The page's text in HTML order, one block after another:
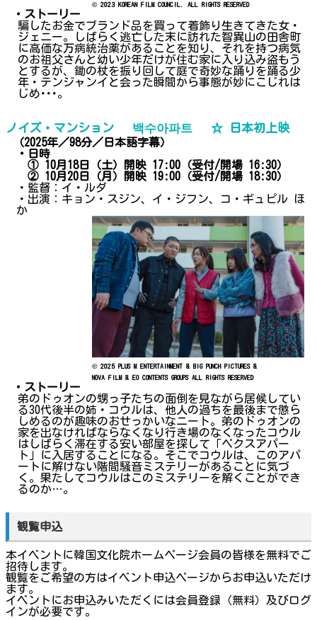
© 2023 KOREAN FILM COUNCIL. ALL RIGHTS RESERVED
・ストーリー
騙したお金でブランド品を買って着飾り生きてきた女・
ジェニー。しばらく逃亡した末に訪れた智異山の田舎町
に高価な万病統治薬があることを知り、それを持つ病気
のお祖父さんと幼い少年だけが住む家に入り込み盗もう
とするが、鋤の杖を振り回して庭で奇妙な踊りを踊る少
年・テンジャンイと会った瞬間から事態が妙にこじれは
じめ･･･。
ノイズ・マンション 백수아파트 ☆ 日本初上映
（2025年／98分／日本語字幕）
・日時
① 10月18日（土）開映 17:00（受付/開場 16:30）
② 10月20日（月）開映 19:00（受付/開場 18:30）
・監督：イ・ルダ
・出演：キョン・スジン、イ・ジフン、コ・ギュピル ほ
か
© 2025 PLUS M ENTERTAINMENT & BIG PUNCH PICTURES &
NOVA FILM & EO CONTENTS GROUPS ALL RIGHTS RESERVED
・ストーリー
弟のドゥオンの甥っ子たちの面倒を見ながら居候してい
る30代後半の姉・コウルは、他人の過ちを最後まで懲ら
しめるのが趣味のおせっかいなニート。弟のドゥオンの
家を出なければならなくなり行き場のなくなったコウル
はしばらく滞在する安い部屋を探して「ペクスアパー
ト」に入居することになる。そこでコウルは、このアパ
ートに解けない階間騒音ミステリーがあることに気づ
く。果たしてコウルはこのミステリーを解くことができ
るのか…。
観覧申込
本イベントに韓国文化院ホームページ会員の皆様を無料でご
招待します。
観覧をご希望の方はイベント申込ページからお申込いただけ
ます。
イベントにお申込みいただくには会員登録（無料）及びログ
インが必要です。